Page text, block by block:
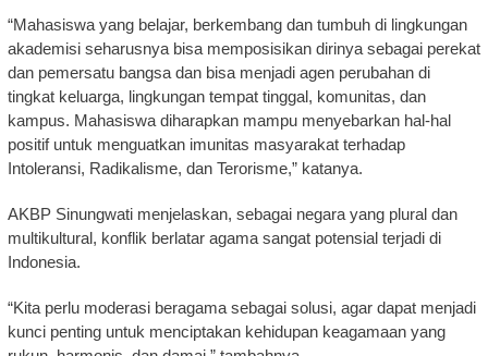
“Mahasiswa yang belajar, berkembang dan tumbuh di lingkungan
akademisi seharusnya bisa memposisikan dirinya sebagai perekat
dan pemersatu bangsa dan bisa menjadi agen perubahan di
tingkat keluarga, lingkungan tempat tinggal, komunitas, dan
kampus. Mahasiswa diharapkan mampu menyebarkan hal-hal
positif untuk menguatkan imunitas masyarakat terhadap
Intoleransi, Radikalisme, dan Terorisme,” katanya.
AKBP Sinungwati menjelaskan, sebagai negara yang plural dan
multikultural, konflik berlatar agama sangat potensial terjadi di
Indonesia.
“Kita perlu moderasi beragama sebagai solusi, agar dapat menjadi
kunci penting untuk menciptakan kehidupan keagamaan yang